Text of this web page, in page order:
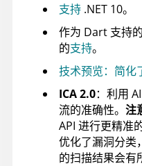
支持 .NET 10。
作为 Dart 支持
的支持。
技术预览：简化
ICA 2.0：利用
流的准确性。 注
API 进行更精准
优化了漏洞分类
的扫描结果会有